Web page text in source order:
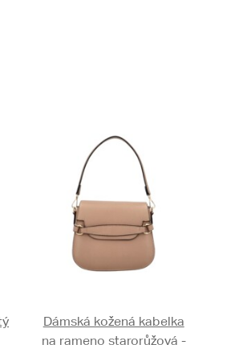
Dámská kožená kabelka
na rameno starorůžová -